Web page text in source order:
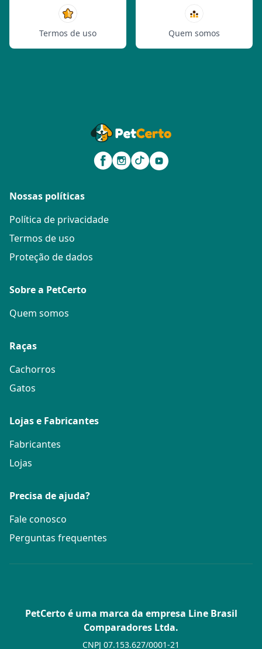
Termos de uso Quem somos
Nossas políticas
Política de privacidade
Termos de uso
Proteção de dados
Sobre a PetCerto
Quem somos
Raças
Cachorros
Gatos
Lojas e Fabricantes
Fabricantes
Lojas
Precisa de ajuda?
Fale conosco
Perguntas frequentes
PetCerto é uma marca da empresa Line Brasil
Comparadores Ltda.
CNPJ 07.153.627/0001-21